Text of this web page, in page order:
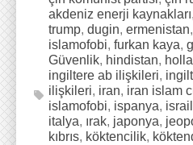
akdeniz enerji kaynakları,
trump, dugin, ermenistan,
islamofobi, furkan kaya,
Güvenlik, hindistan,
ingiltere ab ilişkileri,
ilişkileri, iran, iran islam
islamofobi, ispanya, israil
italya, ırak, japonya,
kıbrıs, köktencilik,